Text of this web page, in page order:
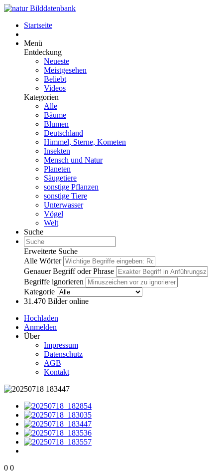
Startseite
Menü
Entdeckung
Neueste
Meistgesehen
Beliebt
Videos
Kategorien
Alle
Bäume
Blumen
Deutschland
Himmel, Sterne, Kometen
Insekten
Mensch und Natur
Planeten
Säugetiere
sonstige Pflanzen
sonstige Tiere
Unterwasser
Vögel
Welt
Suche
Erweiterte Suche
Alle Wörter
Genauer Begriff oder Phrase
Begriffe ignorieren
Kategorie
31.470 Bilder online
Hochladen
Anmelden
Über
Impressum
Datenschutz
AGB
Kontakt
0 0